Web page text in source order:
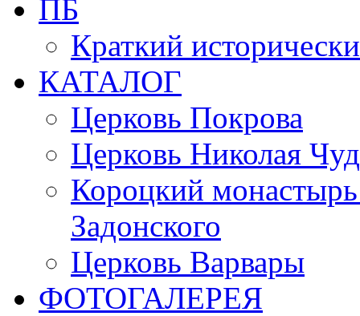
ПБ
Краткий
КАТАЛОГ
Церковь Покрова
Церковь Николая
Короцкий
Задонского
Церковь Варвары
ФОТОГАЛЕРЕЯ